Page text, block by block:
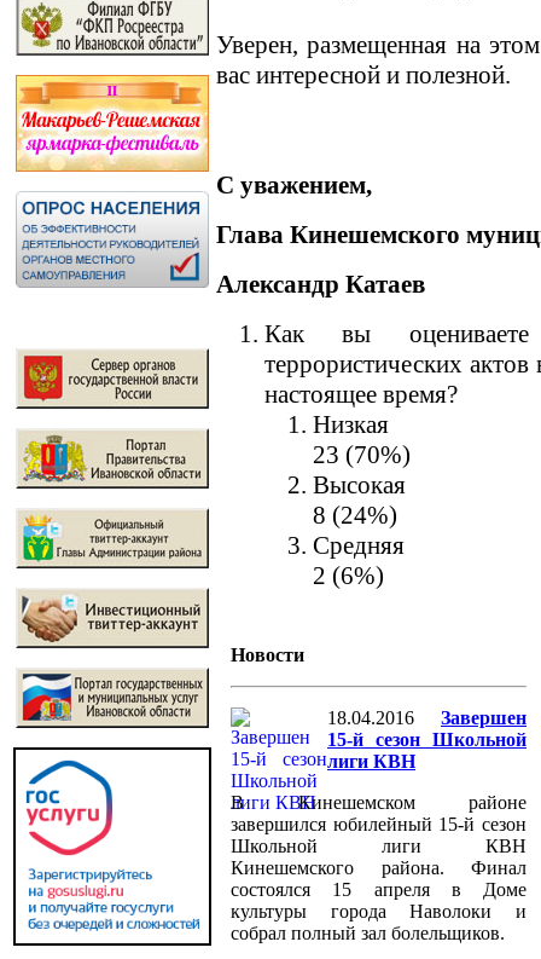
Уверен, размещенная на
вас интересной и полезной.
С уважением,
Глава Кинешемского
Александр Катаев
Как вы оцениваете
террористических
настоящее время?
Низкая
23 (70%)
Высокая
8 (24%)
Средняя
2 (6%)
Новости
18.04.2016
Завершен
15-й сезон Школьной
лиги КВН
В Кинешемском районе
завершился юбилейный 15-й сезон
Школьной лиги КВН
Кинешемского района. Финал
состоялся 15 апреля в Доме
культуры города Наволоки и
собрал полный зал болельщиков.